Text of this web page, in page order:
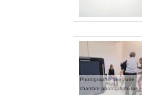
Photographie avec une
chambre photographique -